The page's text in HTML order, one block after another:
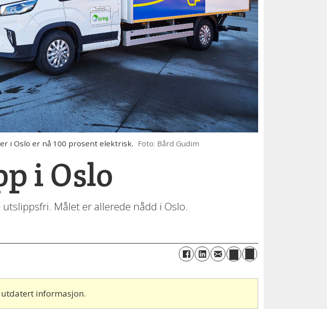
i Oslo er nå 100 prosent elektrisk. Foto: Bård Gudim
i Oslo
Målet er allerede nådd i Oslo.
utdatert informasjon.